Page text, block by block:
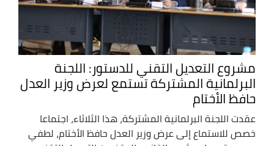
مشروع التعديل التقني للدستور: اللجنة
البرلمانية المشتركة تستمع لعرض وزير العدل
حافظ الأختام
عقدت اللجنة البرلمانية المشتركة، هذا الثلاثاء، اجتماعا
خصص للاستماع إلى عرض وزير العدل حافظ الأختام، لطفي